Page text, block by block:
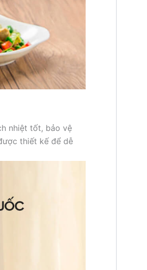
nhiệt tốt, bảo vệ
thiết kế để dễ